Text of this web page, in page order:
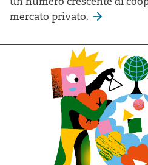
mercato privato.